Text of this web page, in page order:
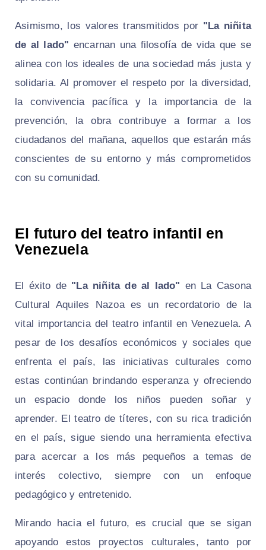
Asimismo, los valores transmitidos por "La niñita
de al lado" encarnan una filosofía de vida que se
alinea con los ideales de una sociedad más justa y
solidaria. Al promover el respeto por la diversidad,
la convivencia pacífica y la importancia de la
prevención, la obra contribuye a formar a los
ciudadanos del mañana, aquellos que estarán más
conscientes de su entorno y más comprometidos
con su comunidad.
El futuro del teatro infantil en
Venezuela
El éxito de "La niñita de al lado" en La Casona
Cultural Aquiles Nazoa es un recordatorio de la
vital importancia del teatro infantil en Venezuela. A
pesar de los desafíos económicos y sociales que
enfrenta el país, las iniciativas culturales como
estas continúan brindando esperanza y ofreciendo
un espacio donde los niños pueden soñar y
aprender. El teatro de títeres, con su rica tradición
en el país, sigue siendo una herramienta efectiva
para acercar a los más pequeños a temas de
interés colectivo, siempre con un enfoque
pedagógico y entretenido.
Mirando hacia el futuro, es crucial que se sigan
apoyando estos proyectos culturales, tanto por